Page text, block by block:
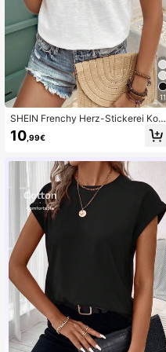
11
SHEIN Frenchy Herz-Stickerei Kont
rast Spitzenbesatz V-Ausschnitt T-
Shirt
10 ,99€